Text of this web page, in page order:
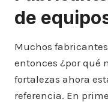
de
Muchos
entonces ¿por qué
fortalezas ahora
referencia. En